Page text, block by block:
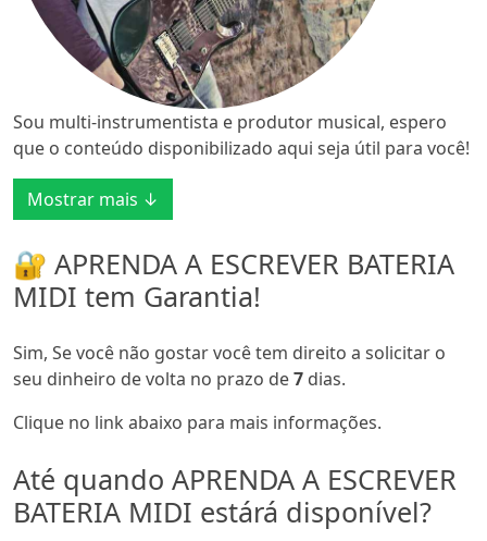
Sou multi-instrumentista e produtor musical, espero
que o conteúdo disponibilizado aqui seja útil para você!
Mostrar mais ↓
🔐 APRENDA A ESCREVER BATERIA
MIDI tem Garantia!
Sim, Se você não gostar você tem direito a solicitar o
seu dinheiro de volta no prazo de7 dias.
Clique no link abaixo para mais informações.
Até quando APRENDA A ESCREVER
BATERIA MIDI estárá disponível?